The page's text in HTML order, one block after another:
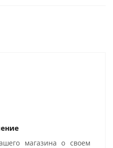
магазина о своем